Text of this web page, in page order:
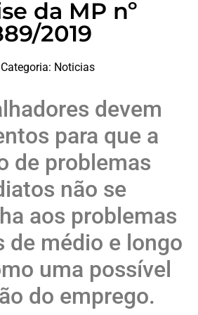
da MP nº
2019
Categoria: Noticias
devem
para que a
de problemas
não se
aos problemas
de médio e longo
uma possível
do emprego.